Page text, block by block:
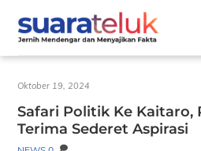
content
Oktober 19, 2024
Safari Politik Ke Kaitaro,
Terima Sederet Aspirasi